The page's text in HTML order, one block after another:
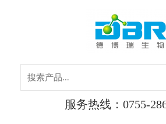
主
菜
单
服务热线：0755-